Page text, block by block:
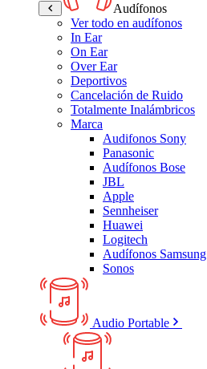
Audífonos
Ver todo en audífonos
In Ear
On Ear
Over Ear
Deportivos
Cancelación de Ruido
Totalmente Inalámbricos
Marca
Audifonos Sony
Panasonic
Audífonos Bose
JBL
Apple
Sennheiser
Huawei
Logitech
Audífonos Samsung
Sonos
Audio Portable